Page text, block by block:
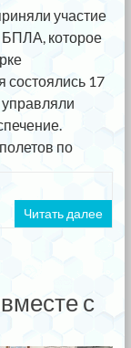
участие
которое
состоялись 17
управляли
по
Читать далее
с